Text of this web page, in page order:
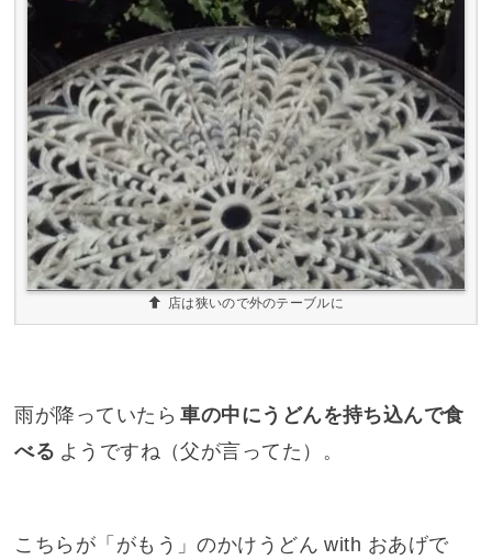
店は狭いので外のテーブルに
雨が降っていたら 車の中にうどんを持ち込んで食
べる ようですね（父が言ってた）。
こちらが「がもう」のかけうどん with おあげで